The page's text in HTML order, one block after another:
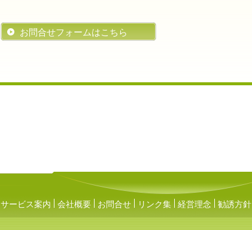
お問合せフォームはこちら
サービス案内 会社概要 お問合せ リンク集 経営理念 勧誘方針